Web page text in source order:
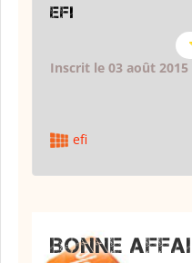
efi
Inscrit le 03 août 2015
efi
BONNE